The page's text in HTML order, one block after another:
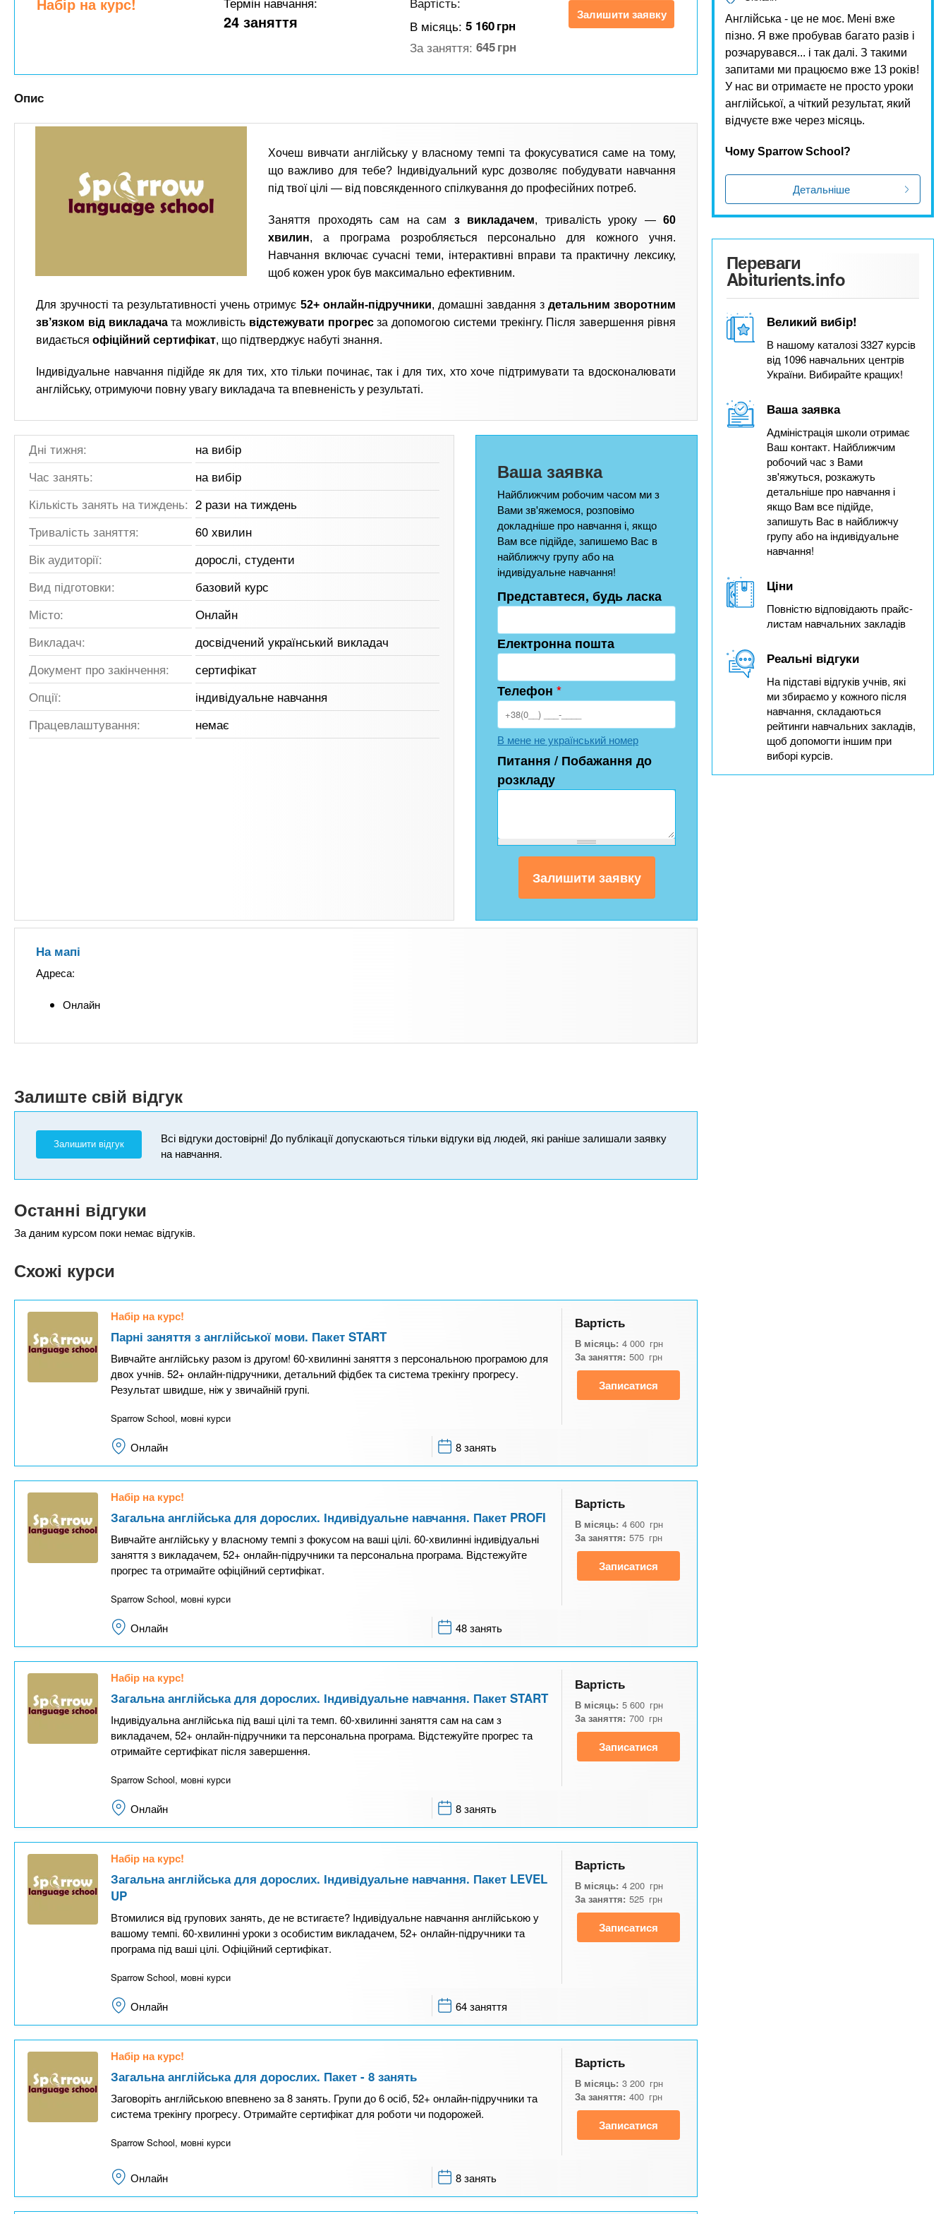
n
s
.
o
а
к
л
а
24 заняття
В місяць:5 160грн
За заняття:645грн
Залишити заявку
Опис
Хочеш вивчати англійську у власному темпі та фокусуватися саме на тому,
що важливо для тебе? Індивідуальний курс дозволяє побудувати навчання
під твої цілі — від повсякденного спілкування до професійних потреб.
Заняття проходять сам на сам з викладачем, тривалість уроку — 60
хвилин, а програма розробляється персонально для кожного учня.
Навчання включає сучасні теми, інтерактивні вправи та практичну лексику,
щоб кожен урок був максимально ефективним.
Для зручності та результативності учень отримує 52+ онлайн-підручники, домашні завдання з детальним зворотним
зв’язком від викладачата можливість відстежувати прогресза допомогою системи трекінгу. Після завершення рівня
видається офіційний сертифікат, що підтверджує набуті знання.
Індивідуальне навчання підійде як для тих, хто тільки починає, так і для тих, хто хоче підтримувати та вдосконалювати
англійську, отримуючи повну увагу викладача та впевненість у результаті.
Дні тижня:
на вибір
Час занять:
на вибір
Кількість занять на тиждень: 2 рази на тиждень
Тривалість заняття:
60 хвилин
Вік аудиторії:
дорослі, студенти
Вид підготовки:
базовий курс
Місто:
Онлайн
Викладач:
досвідчений український викладач
Документ про закінчення:
сертифікат
Опції:
індивідуальне навчання
Працевлаштування:
немає
Ваша заявка
Найближчим робочим часом ми з
Вами зв'яжемося, розповімо
докладніше про навчання і, якщо
Вам все підійде, запишемо Вас в
найближчу групу або на
індивідуальне навчання!
Представтеся, будь ласка
Електронна пошта
Телефон *
В мене не український номер
Питання / Побажання до
розкладу
На мапі
Адреса:
Онлайн
Залиште свій відгук
Залишити відгук
Всі відгуки достовірні! До публікації допускаються тільки відгуки від людей, які раніше залишали заявку
на навчання.
Останні відгуки
За даним курсом поки немає відгуків.
Схожі курси
Набір на курс!
Парні заняття з англійської мови. Пакет START
Вивчайте англійську разом із другом! 60-хвилинні заняття з персональною програмою для
двох учнів. 52+ онлайн-підручники, детальний фідбек та система трекінгу прогресу.
Результат швидше, ніж у звичайній групі.
Sparrow School, мовні курси
Вартість
В місяць: 4 000 грн
За заняття: 500 грн
Записатися
Онлайн 8 занять
Набір на курс!
Загальна англійська для дорослих. Індивідуальне навчання. Пакет PROFI
Вивчайте англійську у власному темпі з фокусом на ваші цілі. 60-хвилинні індивідуальні
заняття з викладачем, 52+ онлайн-підручники та персональна програма. Відстежуйте
прогрес та отримайте офіційний сертифікат.
Sparrow School, мовні курси
Вартість
В місяць: 4 600 грн
За заняття: 575 грн
Записатися
Онлайн 48 занять
Набір на курс!
Загальна англійська для дорослих. Індивідуальне навчання. Пакет START
Індивідуальна англійська під ваші цілі та темп. 60-хвилинні заняття сам на сам з
викладачем, 52+ онлайн-підручники та персональна програма. Відстежуйте прогрес та
отримайте сертифікат після завершення.
Sparrow School, мовні курси
Вартість
В місяць: 5 600 грн
За заняття: 700 грн
Записатися
Онлайн 8 занять
Набір на курс!
Загальна англійська для дорослих. Індивідуальне навчання. Пакет LEVEL
UP
Втомилися від групових занять, де не встигаєте? Індивідуальне навчання англійською у
вашому темпі. 60-хвилинні уроки з особистим викладачем, 52+ онлайн-підручники та
програма під ваші цілі. Офіційний сертифікат.
Sparrow School, мовні курси
Вартість
В місяць: 4 200 грн
За заняття: 525 грн
Записатися
Онлайн 64 заняття
Набір на курс!
Загальна англійська для дорослих. Пакет - 8 занять
Заговоріть англійською впевнено за 8 занять. Групи до 6 осіб, 52+ онлайн-підручники та
система трекінгу прогресу. Отримайте сертифікат для роботи чи подорожей.
Sparrow School, мовні курси
Вартість
В місяць: 3 200 грн
За заняття: 400 грн
Записатися
Онлайн 8 занять
Англійська - це не моє. Мені вже
пізно. Я вже пробував багато разів і
розчарувався... і так далі. З такими
запитами ми працюємо вже 13 років!
У нас ви отримаєте не просто уроки
англійської, а чіткий результат, який
відчуєте вже через місяць.
Чому Sparrow School?
Детальніше
Переваги
Abiturients.info
Великий вибір!
В нашому каталозі 3327 курсів
від 1096 навчальних центрів
України. Вибирайте кращих!
Ваша заявка
Адміністрація школи отримає
Ваш контакт. Найближчим
робочий час з Вами
зв'яжуться, розкажуть
детальніше про навчання і
якщо Вам все підійде,
запишуть Вас в найближчу
групу або на індивідуальне
навчання!
Ціни
Повністю відповідають прайс-
листам навчальних закладів
Реальні відгуки
На підставі відгуків учнів, які
ми збираємо у кожного після
навчання, складаються
рейтинги навчальних закладів,
щоб допомогти іншим при
виборі курсів.